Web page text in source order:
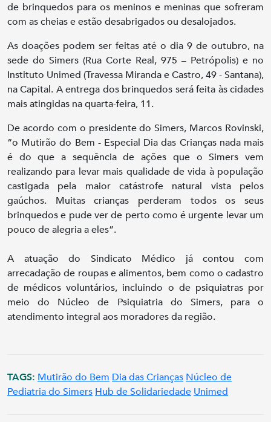
de brinquedos para os meninos e meninas que sofreram
com as cheias e estão desabrigados ou desalojados.
As doações podem ser feitas até o dia 9 de outubro, na
sede do Simers (Rua Corte Real, 975 – Petrópolis) e no
Instituto Unimed (Travessa Miranda e Castro, 49 - Santana),
na Capital. A entrega dos brinquedos será feita às cidades
mais atingidas na quarta-feira, 11.
De acordo com o presidente do Simers, Marcos Rovinski,
“o Mutirão do Bem - Especial Dia das Crianças nada mais
é do que a sequência de ações que o Simers vem
realizando para levar mais qualidade de vida à população
castigada pela maior catástrofe natural vista pelos
gaúchos. Muitas crianças perderam todos os seus
brinquedos e pude ver de perto como é urgente levar um
pouco de alegria a eles”.
A atuação do Sindicato Médico já contou com
arrecadação de roupas e alimentos, bem como o cadastro
de médicos voluntários, incluindo o de psiquiatras por
meio do Núcleo de Psiquiatria do Simers, para o
atendimento integral aos moradores da região.
TAGS: Mutirão do Bem Dia das Crianças Núcleo de
Pediatria do Simers Hub de Solidariedade Unimed